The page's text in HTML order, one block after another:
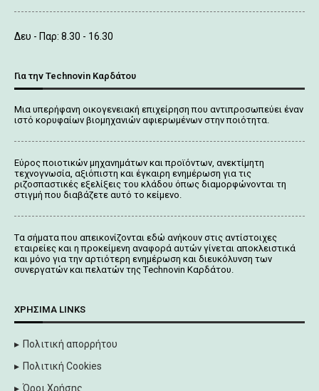
Δευ - Παρ: 8.30 - 16.30
Για την Technovin Καρδάτου
Μια υπερήφανη οικογενειακή επιχείρηση που αντιπροσωπεύει έναν
ιστό κορυφαίων βιομηχανιών αφιερωμένων στην ποιότητα.
Εύρος ποιοτικών μηχανημάτων και προϊόντων, ανεκτίμητη
τεχνογνωσία, αξιόπιστη και έγκαιρη ενημέρωση για τις
ριζοσπαστικές εξελίξεις του κλάδου όπως διαμορφώνονται τη
στιγμή που διαβάζετε αυτό το κείμενο.
Tα σήματα που απεικονίζονται εδώ ανήκουν στις αντίστοιχες
εταιρείες και η προκείμενη αναφορά αυτών γίνεται αποκλειστικά
και μόνο για την αρτιότερη ενημέρωση και διευκόλυνση των
συνεργατών και πελατών της Τechnovin Kαρδάτου.
ΧΡΉΣΙΜΑ LINKS
Πολιτική απορρήτου
Πολιτική Cookies
Όροι Χρήσης